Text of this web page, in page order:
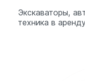
Экскаваторы,
техника в